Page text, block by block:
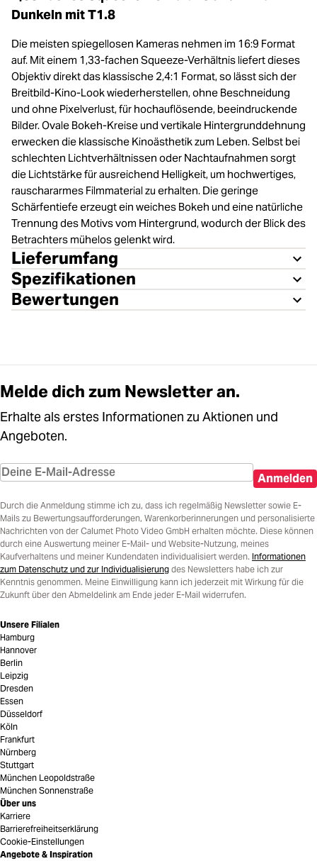
Dunkeln mit T1.8
Die meisten spiegellosen Kameras nehmen im 16:9 Format
auf. Mit einem 1,33-fachen Squeeze-Verhältnis liefert dieses
Objektiv direkt das klassische 2,4:1 Format, so lässt sich der
Breitbild-Kino-Look wiederherstellen, ohne Beschneidung
und ohne Pixelverlust, für hochauflösende, beeindruckende
Bilder. Ovale Bokeh-Kreise und vertikale Hintergrunddehnung
erwecken die klassische Kinoästhetik zum Leben. Selbst bei
schlechten Lichtverhältnissen oder Nachtaufnahmen sorgt
die Lichtstärke für ausreichend Helligkeit, um hochwertiges,
rauschararmes Filmmaterial zu erhalten. Die geringe
Schärfentiefe erzeugt ein weiches Bokeh und eine natürliche
Trennung des Motivs vom Hintergrund, wodurch der Blick des
Betrachters mühelos gelenkt wird.
Lieferumfang
Spezifikationen
Bewertungen
Melde dich zum Newsletter an.
Erhalte als erstes Informationen zu Aktionen und
Angeboten.
Anmelden
Durch die Anmeldung stimme ich zu, dass ich regelmäßig Newsletter sowie E-
Mails zu Bewertungsaufforderungen, Warenkorberinnerungen und personalisierte
Nachrichten von der Calumet Photo Video GmbH erhalten möchte. Diese können
durch eine Auswertung meiner E-Mail- und Website-Nutzung, meines
Kaufverhaltens und meiner Kundendaten individualisiert werden. Informationen
zum Datenschutz und zur Individualisierung des Newsletters habe ich zur
Kenntnis genommen. Meine Einwilligung kann ich jederzeit mit Wirkung für die
Zukunft über den Abmeldelink am Ende jeder E-Mail widerrufen.
Unsere Filialen
Hamburg
Hannover
Berlin
Leipzig
Dresden
Essen
Düsseldorf
Köln
Frankfurt
Nürnberg
Stuttgart
München Leopoldstraße
München Sonnenstraße
Über uns
Karriere
Barrierefreiheitserklärung
Cookie-Einstellungen
Angebote & Inspiration